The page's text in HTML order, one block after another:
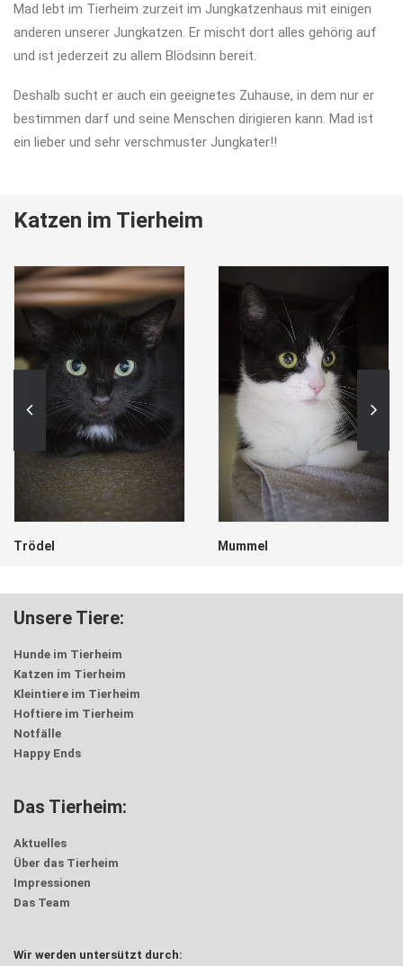
Mad lebt im Tierheim zurzeit im Jungkatzenhaus mit einigen
anderen unserer Jungkatzen. Er mischt dort alles gehörig auf
und ist jederzeit zu allem Blödsinn bereit.
Deshalb sucht er auch ein geeignetes Zuhause, in dem nur er
bestimmen darf und seine Menschen dirigieren kann. Mad ist
ein lieber und sehr verschmuster Jungkater!!
Katzen im Tierheim
Trödel Mummel
Unsere Tiere:
Hunde im Tierheim
Katzen im Tierheim
Kleintiere im Tierheim
Hoftiere im Tierheim
Notfälle
Happy Ends
Das Tierheim:
Aktuelles
Über das Tierheim
Impressionen
Das Team
Wir werden untersützt durch: